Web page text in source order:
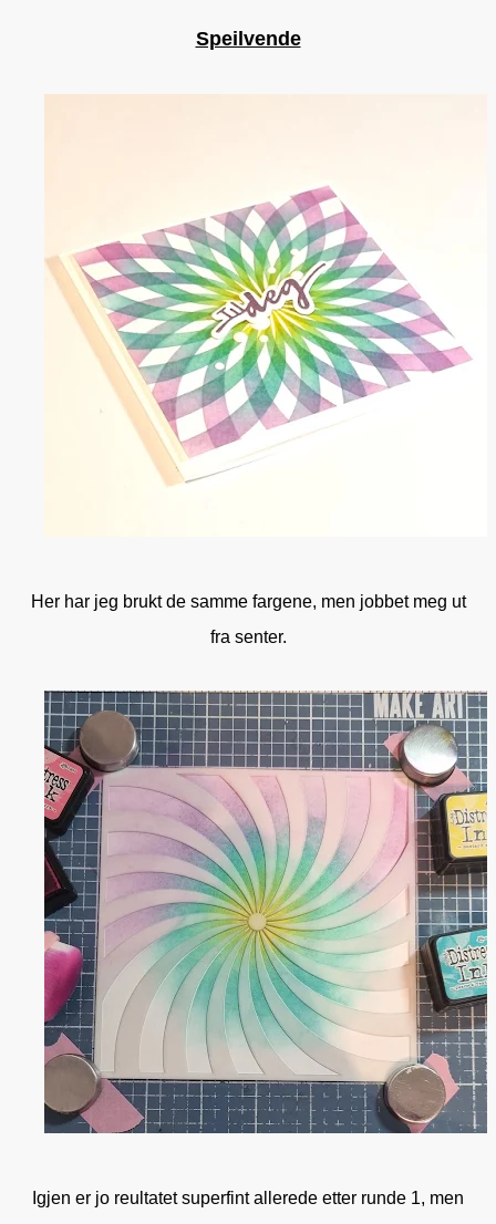
Speilvende
Her har jeg brukt de samme fargene, men jobbet meg ut
fra senter.
Igjen er jo reultatet superfint allerede etter runde 1, men